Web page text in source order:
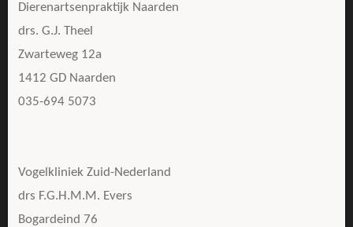
Dierenartsenpraktijk Naarden
drs. G.J. Theel
Zwarteweg 12a
1412 GD Naarden
035-694 5073
Vogelkliniek Zuid-Nederland
drs F.G.H.M.M. Evers
Bogardeind 76